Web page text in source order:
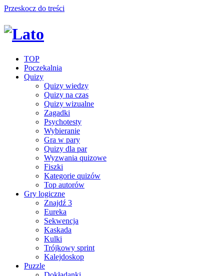
Przeskocz do treści
TOP
Poczekalnia
Quizy
Quizy wiedzy
Quizy na czas
Quizy wizualne
Zagadki
Psychotesty
Wybieranie
Gra w pary
Quizy dla par
Wyzwania quizowe
Fiszki
Kategorie quizów
Top autorów
Gry logiczne
Znajdź 3
Eureka
Sekwencja
Kaskada
Kulki
Trójkowy sprint
Kalejdoskop
Puzzle